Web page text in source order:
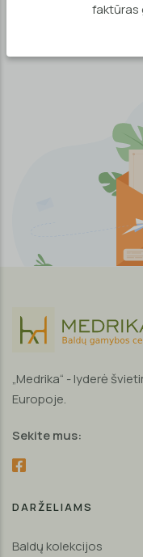
„Medrika“ - lyderė
Europoje.
Sekite mus:
DARŽELIAMS
Baldų kolekcijos
faktūras